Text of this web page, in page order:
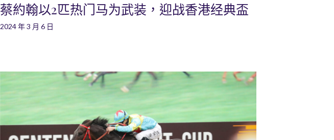
蔡約翰以2匹热门马为武装，迎战香港经典盃
2024 年 3 月 6 日